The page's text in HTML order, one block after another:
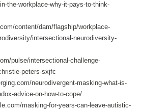
the-workplace-why-it-pays-to-think-
content/dam/flagship/workplace-
intersectional-neurodiversity-
pulse/intersectional-challenge-
peters-sxjfc
neurodivergent-masking-what-is-
advice-on-how-to-cope/
masking-for-years-can-leave-autistic-